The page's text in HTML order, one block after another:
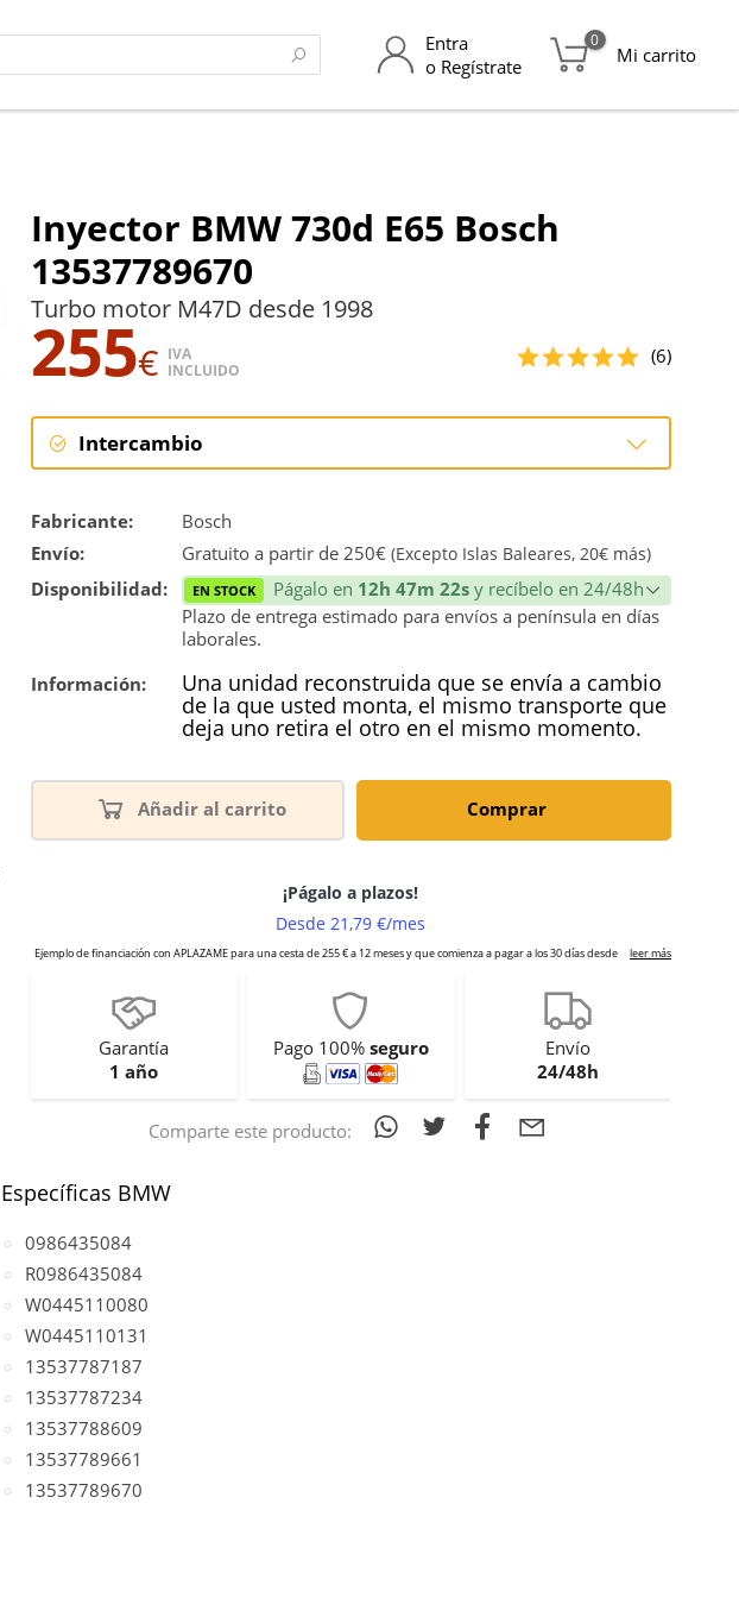
Entra
o Regístrate
0
Mi carrito
Inyector BMW 730d E65 Bosch
13537789670
Turbo motor M47D desde 1998
255€ IVA
INCLUIDO
(6)
Intercambio
Fabricante:
Bosch
Envío:
Gratuito a partir de 250€ (Excepto Islas Baleares, 20€ más)
Disponibilidad: EN STOCK Págalo en 12h 47m 21s y recíbelo en 24/48h
Plazo de entrega estimado para envíos a península en días
laborales.
Información:
Una unidad reconstruida que se envía a cambio
de la que usted monta, el mismo transporte que
deja uno retira el otro en el mismo momento.
Añadir al carrito Comprar
Garantía
1 año
Pago 100% seguro
Envío
24/48h
Comparte este producto:
Específicas BMW
0986435084
R0986435084
W0445110080
W0445110131
13537787187
13537787234
13537788609
13537789661
13537789670